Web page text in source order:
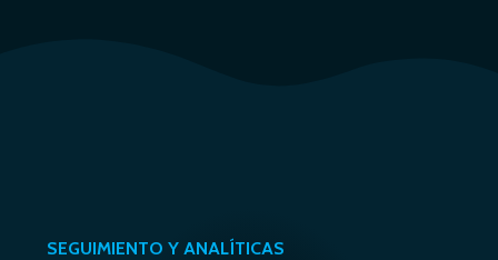
SEGUIMIENTO Y ANALÍTICAS